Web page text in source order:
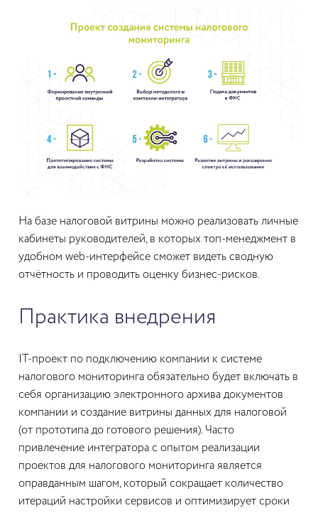
На базе налоговой витрины можно реализовать личные
кабинеты руководителей, в которых топ-менеджмент в
удобном web-интерфейсе сможет видеть сводную
отчётность и проводить оценку бизнес-рисков.
Практика внедрения
IT-проект по подключению компании к системе
налогового мониторинга обязательно будет включать в
себя организацию электронного архива документов
компании и создание витрины данных для налоговой
(от прототипа до готового решения). Часто
привлечение интегратора с опытом реализации
проектов для налогового мониторинга является
оправданным шагом, который сокращает количество
итераций настройки сервисов и оптимизирует сроки